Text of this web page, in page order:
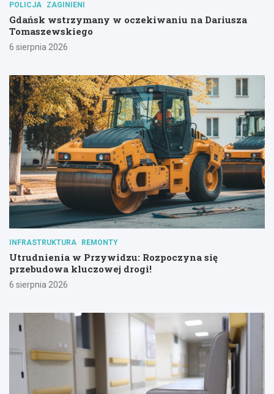
POLICJA ZAGINIENI
Gdańsk wstrzymany w oczekiwaniu na Dariusza
Tomaszewskiego
6 sierpnia 2026
INFRASTRUKTURA REMONTY
Utrudnienia w Przywidzu: Rozpoczyna się
przebudowa kluczowej drogi!
6 sierpnia 2026